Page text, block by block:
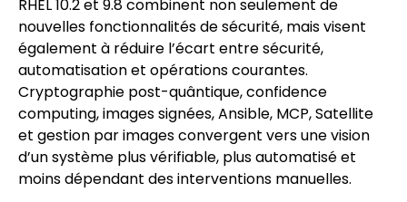
RHEL 10.2 et 9.8 combinent non seulement de
nouvelles fonctionnalités de sécurité, mais visent
également à réduire l’écart entre sécurité,
automatisation et opérations courantes.
Cryptographie post-quântique, confidence
computing, images signées, Ansible, MCP, Satellite
et gestion par images convergent vers une vision
d’un système plus vérifiable, plus automatisé et
moins dépendant des interventions manuelles.